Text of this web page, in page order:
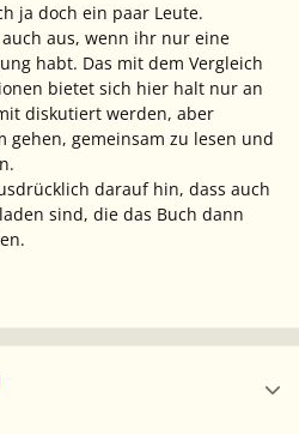
ja doch ein paar Leute.
aus, wenn ihr nur eine
habt. Das mit dem Vergleich
bietet sich hier halt nur an
diskutiert werden, aber
gehen, gemeinsam zu lesen und
darauf hin, dass auch
sind, die das Buch dann